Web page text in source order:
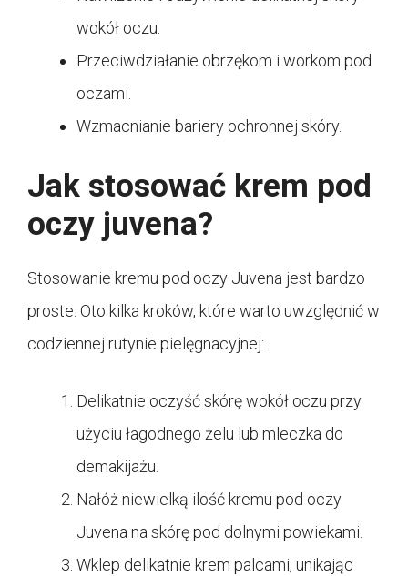
wokół oczu.
Przeciwdziałanie obrzękom i workom pod
oczami.
Wzmacnianie bariery ochronnej skóry.
Jak stosować krem pod
oczy juvena?
Stosowanie kremu pod oczy Juvena jest bardzo
proste. Oto kilka kroków, które warto uwzględnić w
codziennej rutynie pielęgnacyjnej:
Delikatnie oczyść skórę wokół oczu przy
użyciu łagodnego żelu lub mleczka do
demakijażu.
Nałóż niewielką ilość kremu pod oczy
Juvena na skórę pod dolnymi powiekami.
Wklep delikatnie krem palcami, unikając